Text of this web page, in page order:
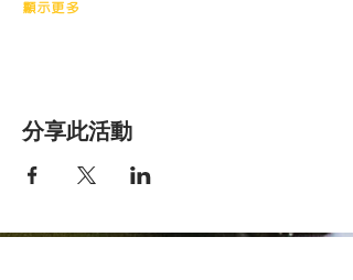
顯示更多
分享此活動